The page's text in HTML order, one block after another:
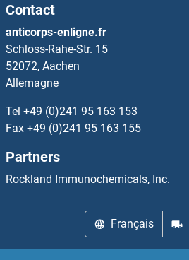
KCNJ6 Anticorps
KCNJ8 Anticorps
KCNJ9 Anticorps
KCNK1 Anticorps
KCNK10 Anticorps
KCNK15 Anticorps
Contact
anticorps-enligne.fr
Schloss-Rahe-Str. 15
52072, Aachen
Allemagne
Tel +49 (0)241 95 163 153
Fax +49 (0)241 95 163 155
Partners
Rockland Immunochemicals, Inc.
Français